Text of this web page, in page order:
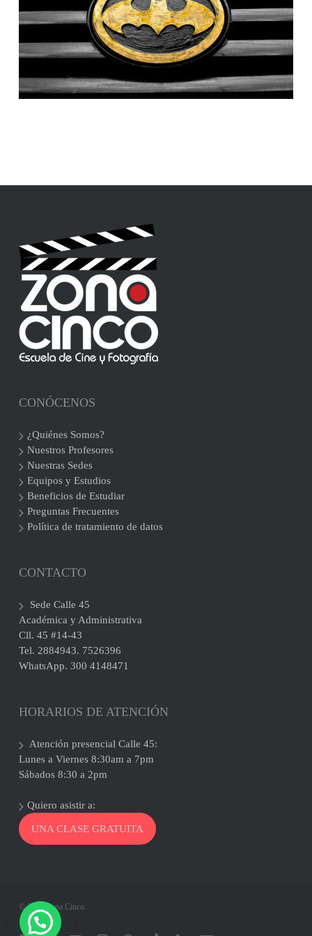
CONÓCENOS
¿Quiénes Somos?
Nuestros Profesores
Nuestras Sedes
Equipos y Estudios
Beneficios de Estudiar
Preguntas Frecuentes
Política de tratamiento de datos
CONTACTO
Sede Calle 45
Académica y Administrativa
Cll. 45 #14-43
Tel. 2884943. 7526396
WhatsApp. 300 4148471
HORARIOS DE ATENCIÓN
Atención presencial Calle 45:
Lunes a Viernes 8:30am a 7pm
Sábados 8:30 a 2pm
Quiero asistir a:
UNA CLASE GRATUITA
© 2026 Zona Cinco.